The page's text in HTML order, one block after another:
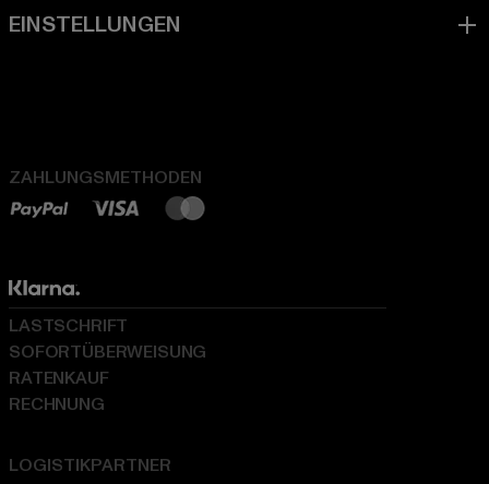
ZAHLUNGSMETHODEN
LOGISTIKPARTNER
LASTSCHRIFT
SOFORTÜBERWEISUNG
RATENKAUF
RECHNUNG